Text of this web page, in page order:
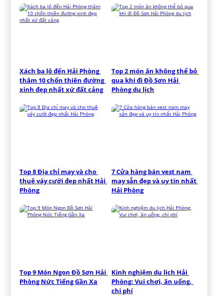
Xách ba lô đến Hải Phòng
thăm 10 chốn thiên đường
xinh đẹp nhất xứ đất cảng
Top 2 món ăn không thể bỏ
qua khi đi Đồ Sơn Hải
Phòng du lịch
Top 8 Địa chỉ may và cho
thuê váy cưới đẹp nhất Hải
Phòng
7 Cửa hàng bán vest nam
may sẵn đẹp và uy tín nhất
Hải Phòng
Top 9 Món Ngon Đồ Sơn Hải
Phòng Nức Tiếng Gần Xa
Kinh nghiệm du lịch Hải
Phòng: Vui chơi, ăn uống,
chi phí